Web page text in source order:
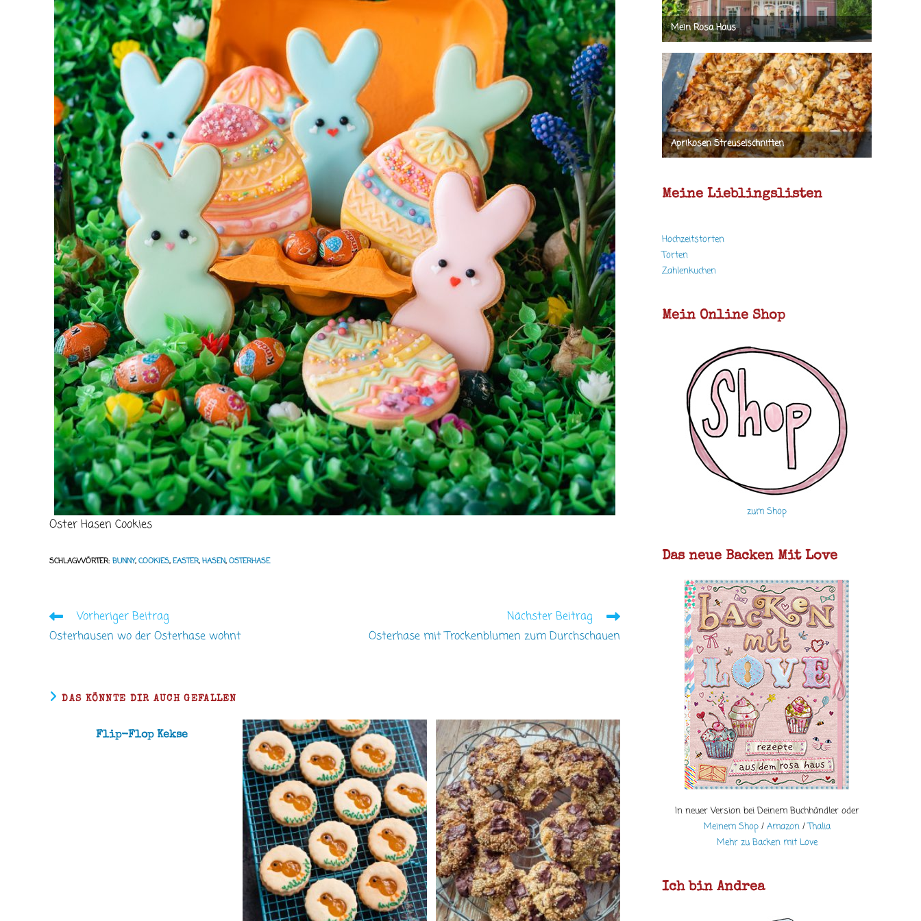
Oster Hasen Cookies
SCHLAGWÖRTER: BUNNY, COOKIES, EASTER, HASEN, OSTERHASE
Weitere
Artikel
ansehen
Vorheriger Beitrag
Osterhausen wo der Osterhase wohnt
Nächster Beitrag
Osterhase mit Trockenblumen zum Durchschauen
DAS KÖNNTE DIR AUCH GEFALLEN
Flip-Flop Kekse
Meine Lieblingslisten
Hochzeitstorten
Torten
Zahlenkuchen
Mein Online Shop
zum Shop
Das neue Backen Mit Love
In neuer Version bei Deinem Buchhändler oder
Meinem Shop/ Amazon/Thalia
Mehr zu Backen mit Love
Ich bin Andrea